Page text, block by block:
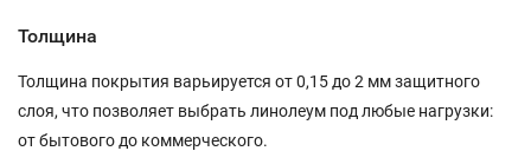
Толщина
Толщина покрытия варьируется от 0,15 до 2 мм защитного
слоя, что позволяет выбрать линолеум под любые нагрузки:
от бытового до коммерческого.